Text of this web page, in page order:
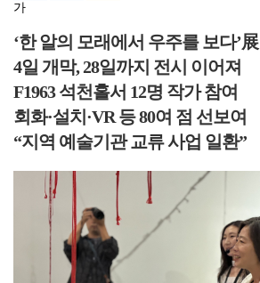
가
‘한 알의 모래에서 우주를 보다’展
4일 개막, 28일까지 전시 이어져
F1963 석천홀서 12명 작가 참여
회화·설치·VR 등 80여 점 선보여
“지역 예술기관 교류 사업 일환”